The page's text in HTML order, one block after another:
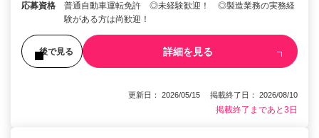
応募資格
普通自動車運転免許 ◎未経験歓迎！ ◎製造業務の実務経
験がある方は尚歓迎！
後で見る 詳細を見る
更新日： 2026/05/15 掲載終了日： 2026/08/10
掲載終了まであと3日